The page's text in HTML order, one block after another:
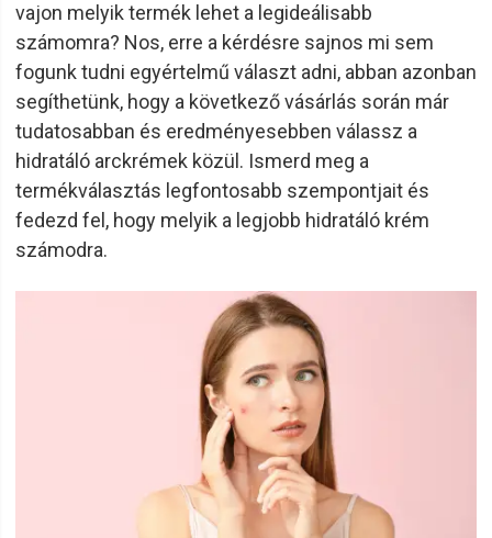
vajon melyik termék lehet a legideálisabb
számomra? Nos, erre a kérdésre sajnos mi sem
fogunk tudni egyértelmű választ adni, abban azonban
segíthetünk, hogy a következő vásárlás során már
tudatosabban és eredményesebben válassz a
hidratáló arckrémek közül. Ismerd meg a
termékválasztás legfontosabb szempontjait és
fedezd fel, hogy melyik a legjobb hidratáló krém
számodra.